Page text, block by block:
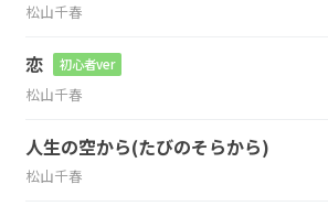
松山千春
恋 初心者ver
松山千春
人生の空から(たびのそらから)
松山千春